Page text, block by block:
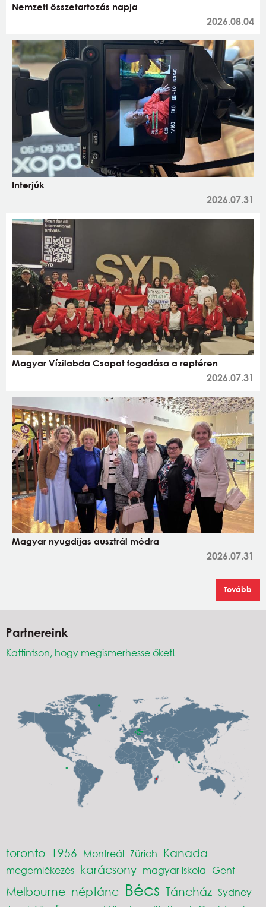
Nemzeti összetartozás napja
2026.08.04
Interjúk
2026.07.31
Magyar Vízilabda Csapat fogadása a reptéren
2026.07.31
Magyar nyugdíjas ausztrál módra
2026.07.31
Tovább
Partnereink
Kattintson, hogy megismerhesse őket!
toronto 1956 Montreál Zürich Kanada
megemlékezés karácsony magyar iskola Genf
Melbourne néptánc Bécs Táncház Sydney